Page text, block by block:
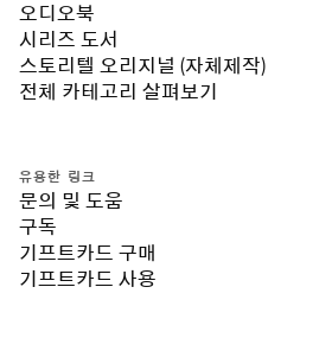
오디오북
시리즈 도서
스토리텔 오리지널 (자체제작)
전체 카테고리 살펴보기
유용한 링크
문의 및 도움
구독
기프트카드 구매
기프트카드 사용